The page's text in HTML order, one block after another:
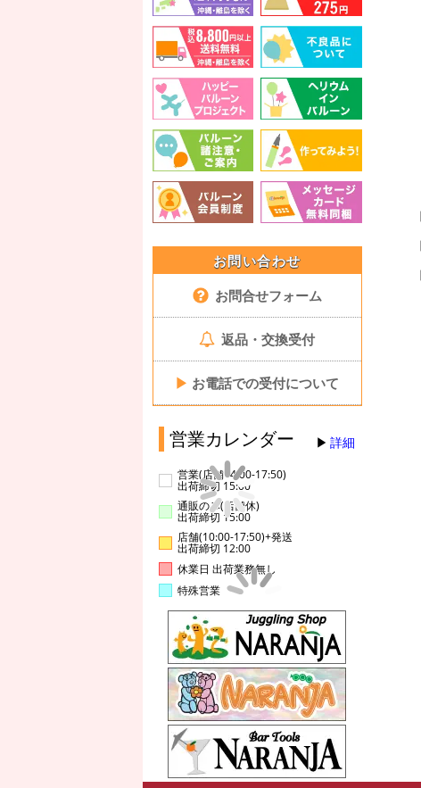
お問い合わせ
お問合せフォーム
返品・交換受付
▶ お電話での受付について
営業カレンダー 詳細
営業(店舗14:00-17:50)
出荷締切 15:00
通販のみ(店舗休)
出荷締切 15:00
店舗(10:00-17:50)+発送
出荷締切 12:00
休業日 出荷業務無し
特殊営業